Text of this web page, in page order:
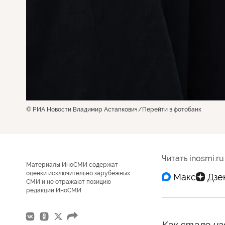
© РИА Новости Владимир Астапкович Перейти в фотобанк
Материалы ИноСМИ содержат
оценки исключительно зарубежных
СМИ и не отражают позицию
редакции ИноСМИ
Читать inosmi.ru